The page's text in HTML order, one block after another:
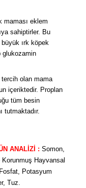
maması eklem
sahiptirler. Bu
ırk köpek
glukozamin
olan mama
içeriktedir. Proplan
tüm besin
tutmaktadır.
ANALİZİ : Somon,
Korunmuş Hayvansal
Potasyum
Tuz.